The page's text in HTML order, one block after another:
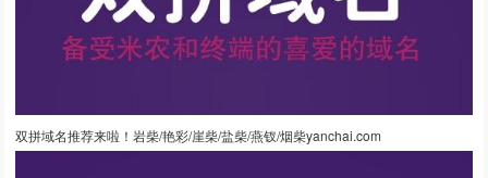
双拼域名推荐来啦！岩柴/艳彩/崖柴/盐柴/燕钗/烟柴yanchai.com